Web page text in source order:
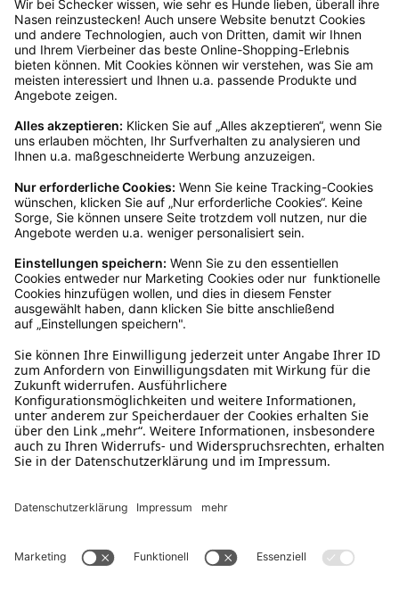
Ins Körbchen
Kundenservice
Mo – Fr 9 – 17 Uhr, Sa 9 – 13 Uhr
Ruf uns an
0800-28 18 78
Schreibe uns
verkauf@schecker.de
WhatsApp Support
+49 1520 8997191
Tritt unserem Newsletter bei